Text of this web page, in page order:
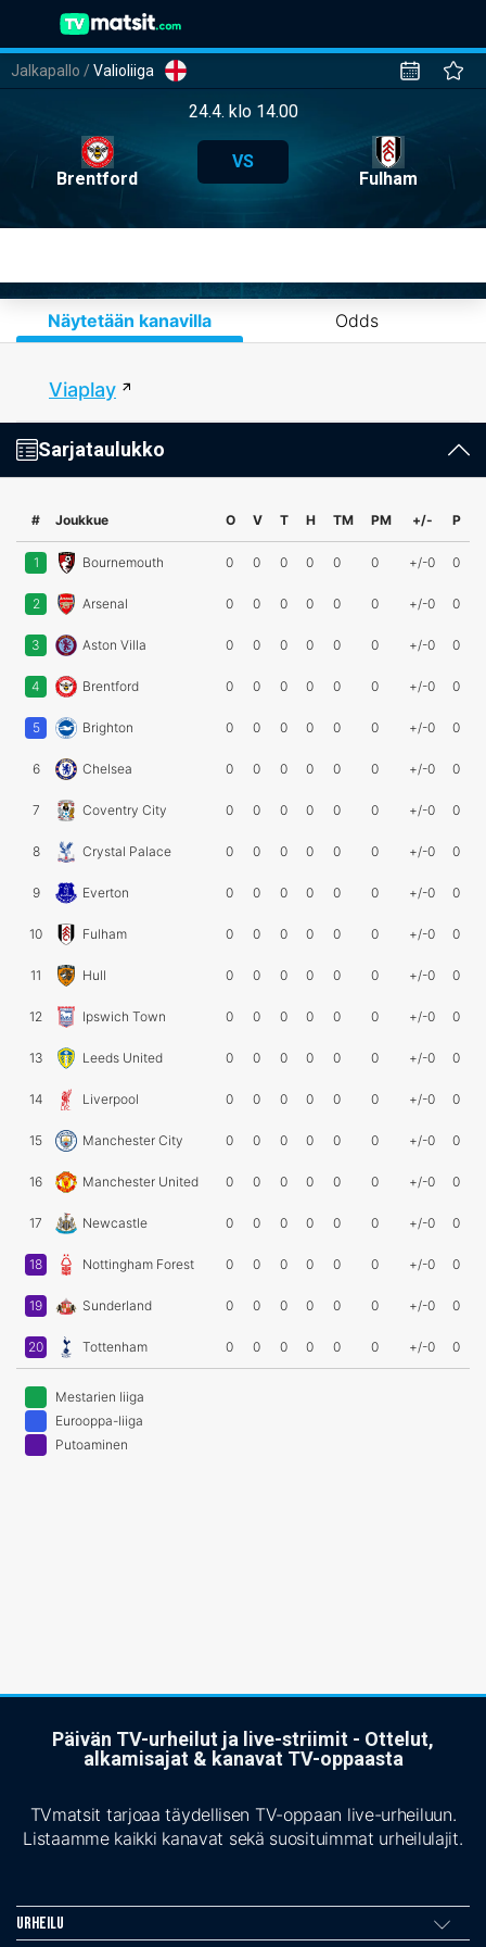
Jalkapallo /Valioliiga
24.4. klo 14.00
Brentford
VS
Fulham
Näytetään kanavilla Odds
Viaplay
Sarjataulukko
# Joukkue O V T H TM PM +/- P
1 Bournemouth 0 0 0 0 0 0 +/-0 0
2 Arsenal 0 0 0 0 0 0 +/-0 0
3 Aston Villa 0 0 0 0 0 0 +/-0 0
4 Brentford 0 0 0 0 0 0 +/-0 0
5 Brighton 0 0 0 0 0 0 +/-0 0
6 Chelsea 0 0 0 0 0 0 +/-0 0
7 Coventry City 0 0 0 0 0 0 +/-0 0
8 Crystal Palace 0 0 0 0 0 0 +/-0 0
9 Everton 0 0 0 0 0 0 +/-0 0
10 Fulham 0 0 0 0 0 0 +/-0 0
11 Hull 0 0 0 0 0 0 +/-0 0
12 Ipswich Town 0 0 0 0 0 0 +/-0 0
13 Leeds United 0 0 0 0 0 0 +/-0 0
14 Liverpool 0 0 0 0 0 0 +/-0 0
15 Manchester City 0 0 0 0 0 0 +/-0 0
16 Manchester United 0 0 0 0 0 0 +/-0 0
17 Newcastle 0 0 0 0 0 0 +/-0 0
18 Nottingham Forest 0 0 0 0 0 0 +/-0 0
19 Sunderland 0 0 0 0 0 0 +/-0 0
20 Tottenham 0 0 0 0 0 0 +/-0 0
Mestarien liiga
Eurooppa-liiga
Putoaminen
Päivän TV-urheilut ja live-striimit - Ottelut,
alkamisajat & kanavat TV-oppaasta
TVmatsit tarjoaa täydellisen TV-oppaan live-urheiluun.
Listaamme kaikki kanavat sekä suosituimmat urheilulajit.
Urheilu